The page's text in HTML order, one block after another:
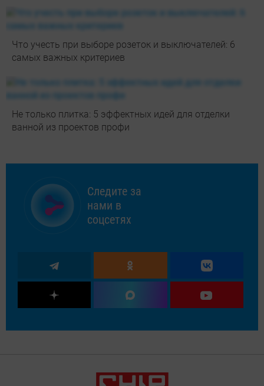
Что учесть при выборе розеток и выключателей: 6
самых важных критериев
Не только плитка: 5 эффектных идей для отделки
ванной из проектов профи
Следите за
нами в
соцсетях